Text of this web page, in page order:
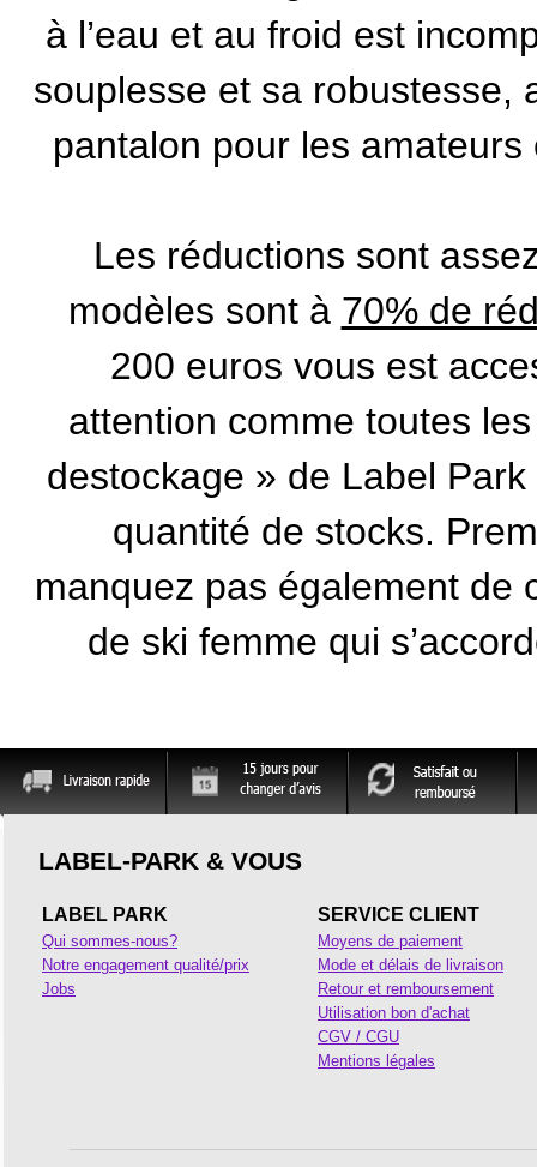
à l’eau et au froid est
souplesse et sa robustesse,
pantalon pour les
Les réductions sont
modèles sont à 70% de
200 euros vous est
attention comme toutes
destockage » de Label
quantité de stocks.
manquez pas également de
de ski femme qui
LABEL-PARK & VOUS
LABEL PARK
Qui sommes-nous?
Notre engagement qualité/prix
Jobs
SERVICE CLIENT
Moyens de paiement
Mode et délais de livraison
Retour et remboursement
Utilisation bon d'achat
CGV / CGU
Mentions légales